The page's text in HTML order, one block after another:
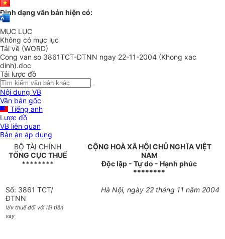
Định dạng văn bản hiện có:
MỤC LỤC
Không có mục lục
Tải về (WORD)
Cong van so 3861TCT-DTNN ngay 22-11-2004 (Khong xac
dinh).doc
Tải lược đồ
Nội dung VB
Văn bản gốc
Tiếng anh
Lược đồ
VB liên quan
Bản án áp dụng
BỘ TÀI CHÍNH
TỔNG CỤC THUẾ
********
CỘNG HOÀ XÃ HỘI CHỦ NGHĨA VIỆT
NAM
Độc lập - Tự do - Hạnh phúc
********
Số: 3861 TCT/
ĐTNN
V/v thuế đối với lãi tiền
vay
Hà Nội, ngày 22 tháng 11 năm 2004